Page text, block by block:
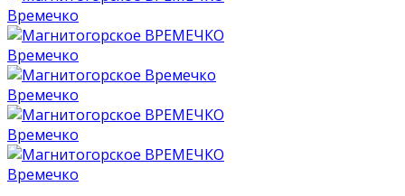
Времечко
Времечко
Времечко
Времечко
Времечко